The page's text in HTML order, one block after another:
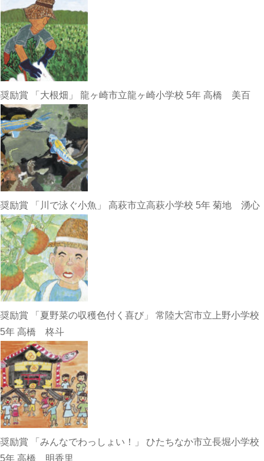
奨励賞 「大根畑」 龍ヶ崎市立龍ヶ崎小学校 5年 高橋 美百
奨励賞 「川で泳ぐ小魚」 高萩市立高萩小学校 5年 菊地 湧心
奨励賞 「夏野菜の収穫色付く喜び」 常陸大宮市立上野小学校
5年 高橋 柊斗
奨励賞 「みんなでわっしょい！」 ひたちなか市立長堀小学校
5年 高橋 明香里